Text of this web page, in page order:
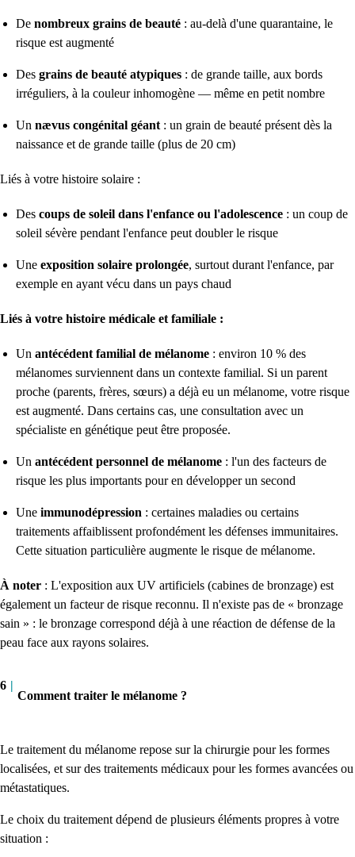
De nombreux grains de beauté : au-delà d'une quarantaine, le
risque est augmenté
Des grains de beauté atypiques : de grande taille, aux bords
irréguliers, à la couleur inhomogène — même en petit nombre
Un nævus congénital géant : un grain de beauté présent dès la
naissance et de grande taille (plus de 20 cm)
Liés à votre histoire solaire :
Des coups de soleil dans l'enfance ou l'adolescence : un coup de
soleil sévère pendant l'enfance peut doubler le risque
Une exposition solaire prolongée, surtout durant l'enfance, par
exemple en ayant vécu dans un pays chaud
Liés à votre histoire médicale et familiale :
Un antécédent familial de mélanome : environ 10 % des
mélanomes surviennent dans un contexte familial. Si un parent
proche (parents, frères, sœurs) a déjà eu un mélanome, votre risque
est augmenté. Dans certains cas, une consultation avec un
spécialiste en génétique peut être proposée.
Un antécédent personnel de mélanome : l'un des facteurs de
risque les plus importants pour en développer un second
Une immunodépression : certaines maladies ou certains
traitements affaiblissent profondément les défenses immunitaires.
Cette situation particulière augmente le risque de mélanome.
À noter : L'exposition aux UV artificiels (cabines de bronzage) est
également un facteur de risque reconnu. Il n'existe pas de « bronzage
sain » : le bronzage correspond déjà à une réaction de défense de la
peau face aux rayons solaires.
6 |
Comment traiter le mélanome ?
Le traitement du mélanome repose sur la chirurgie pour les formes
localisées, et sur des traitements médicaux pour les formes avancées ou
métastatiques.
Le choix du traitement dépend de plusieurs éléments propres à votre
situation :